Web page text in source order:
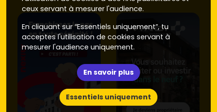
ceux servant à mesurer l'audience.
En cliquant sur “Essentiels uniquement”, tu
acceptes l'utilisation de cookies servant à
mesurer l'audience uniquement.
En savoir plus
Essentiels uniquement